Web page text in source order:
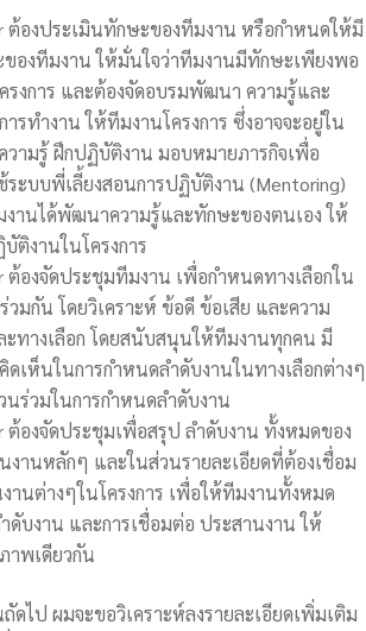
ต้องประเมินทักษะของทีมงาน หรือกำหนดให้มี
องทีมงาน ให้มั่นใจว่าทีมงานมีทักษะเพียงพอ
รงการ และต้องจัดอบรมพัฒนา ความรู้และ
รทำงาน ให้ทีมงานโครงการ ซึ่งอาจจะอยู่ใน
ามรู้ ฝึกปฏิบัติงาน มอบหมายภารกิจเพื่อ
ระบบพี่เลี้ยงสอนการปฏิบัติงาน (Mentoring)
านได้พัฒนาความรู้และทักษะของตนเอง ให้
ติงานในโครงการ
ต้องจัดประชุมทีมงาน เพื่อกำหนดทางเลือกใน
วมกัน โดยวิเคราะห์ ข้อดี ข้อเสีย และความ
ะทางเลือก โดยสนับสนุนให้ทีมงานทุกคน มี
ดเห็นในการกำหนดลำดับงานในทางเลือกต่างๆ
ร่วมในการกำหนดลำดับงาน
ต้องจัดประชุมเพื่อสรุป ลำดับงาน ทั้งหมดของ
งานหลักๆ และในส่วนรายละเอียดที่ต้องเชื่อม
านต่างๆในโครงการ เพื่อให้ทีมงานทั้งหมด
ดับงาน และการเชื่อมต่อ ประสานงาน ให้
าพเดียวกัน
ผมจะขอวิเคราะห์ลงรายละเอียดเพิ่มเติม